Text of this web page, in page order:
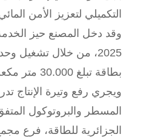
التكميلي لتعزيز الأمن
2025، من خلال تشغيل
بطاقة تبلغ 30.000 متر مكعب يوميًا.
ويجري رفع وتيرة الإنتاج
المسطر والبروتوكول
الجزائرية للطاقة، فرع